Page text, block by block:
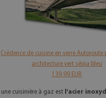
Crédence de cuisine en verre Autoroute
architecture vert sépia bleu
139.99 EUR
cuisinière à gaz est l’acier